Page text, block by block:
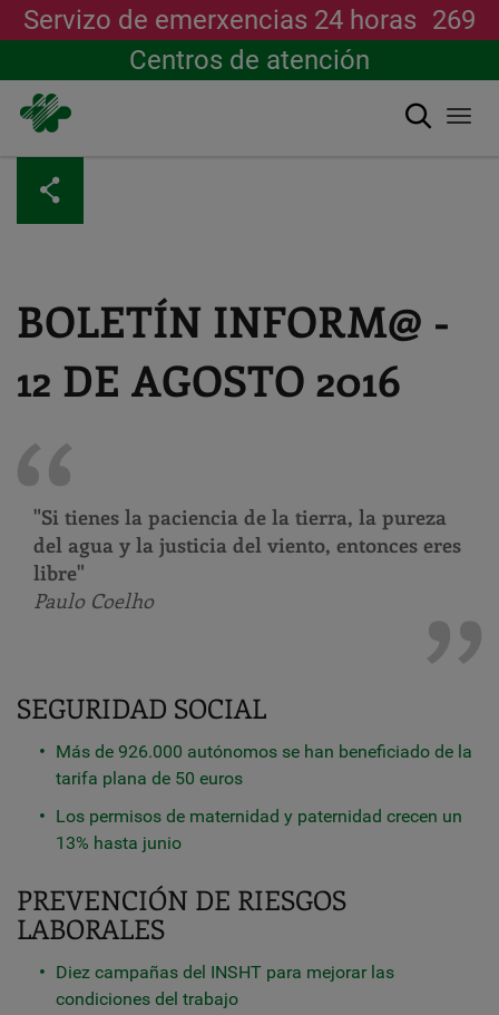
contido
principal
Servizo de emerxencias 24 horas 269
Centros de atención
Buscar
BOLETÍN INFORM@ -
12 DE AGOSTO 2016
"Si tienes la paciencia de la tierra, la pureza
del agua y la justicia del viento, entonces eres
libre"
Paulo Coelho
SEGURIDAD SOCIAL
Más de 926.000 autónomos se han beneficiado de la
tarifa plana de 50 euros
Los permisos de maternidad y paternidad crecen un
13% hasta junio
PREVENCIÓN DE RIESGOS
LABORALES
Diez campañas del INSHT para mejorar las
condiciones del trabajo